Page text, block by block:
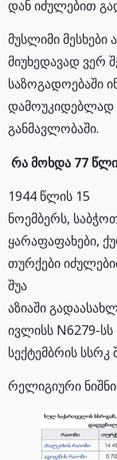
დან იძულებით
მუსლიმი
მიუხედავად ვერ
საზოგადოებაში
დამოუკიდებლად
განმავლობაში.
რა მოხდა 77
1944 წლის 15
ნოემბერს,
ყარაფაფახები,
თურქები
შუა
აზიაში
ივლისს N6279-
სექტემბრის სსრკ
რელიგიური